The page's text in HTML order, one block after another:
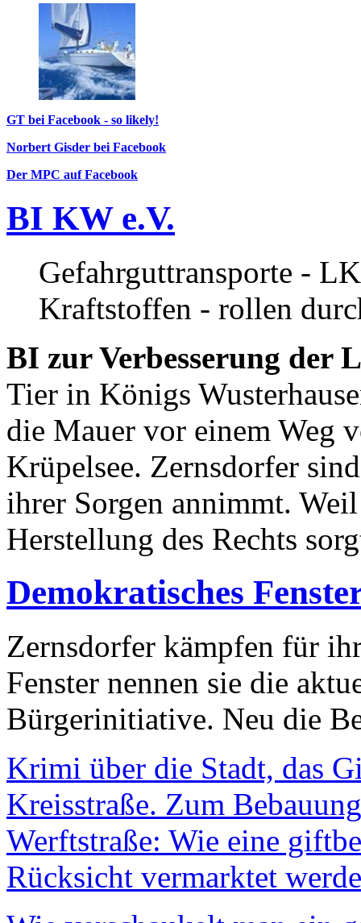
GT bei Facebook - so likely!
Norbert Gisder bei Facebook
Der MPC auf Facebook
BI KW e.V.
Gefahrguttransporte -
Kraftstoffen - rollen
BI zur Verbesserung der
Tier in Königs
die Mauer vor einem Weg
Krüpelsee. Zernsdorfer
ihrer Sorgen annimmt.
Herstellung des Rechts
Demokratisches
Zernsdorfer kämpfen für
Fenster nennen sie die
Bürgerinitiative. Neu die
Krimi über die Stadt, das
Kreisstraße. Zum
Werftstraße: Wie eine
Rücksicht vermarktet